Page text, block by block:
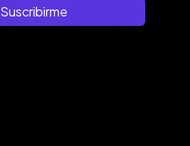
Suscribirme